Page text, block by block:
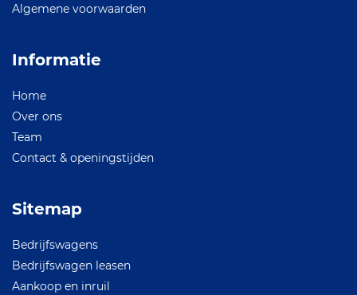
Algemene voorwaarden
Informatie
Home
Over ons
Team
Contact & openingstijden
Sitemap
Bedrijfswagens
Bedrijfswagen leasen
Aankoop en inruil